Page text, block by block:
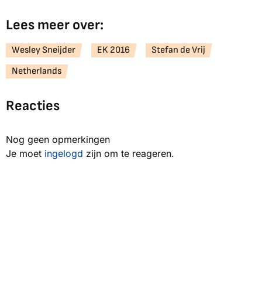
Lees meer over:
Wesley Sneijder EK 2016
Stefan de Vrij
Netherlands
Reacties
Nog geen opmerkingen
Je moet ingelogd zijn om te reageren.